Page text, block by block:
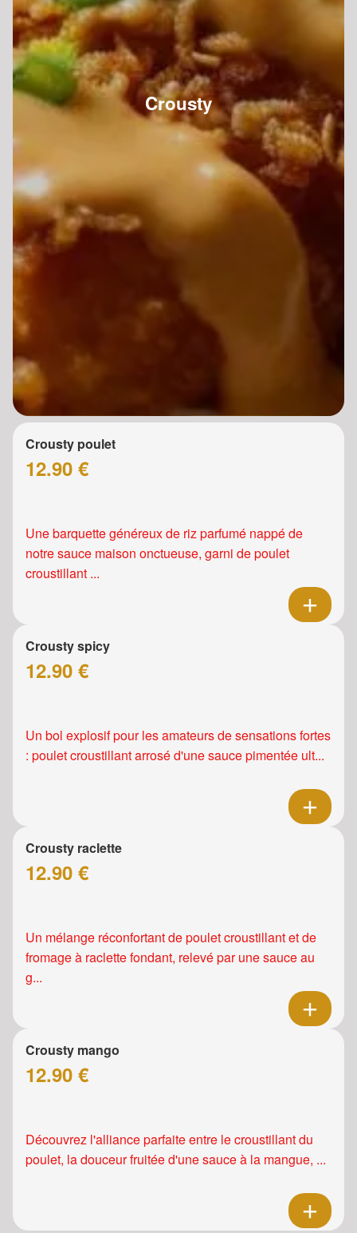
Crousty
Crousty poulet
12.90 €
Une barquette généreux de riz parfumé nappé de
notre sauce maison onctueuse, garni de poulet
croustillant ...
Crousty spicy
12.90 €
Un bol explosif pour les amateurs de sensations fortes
: poulet croustillant arrosé d'une sauce pimentée ult...
Crousty raclette
12.90 €
Un mélange réconfortant de poulet croustillant et de
fromage à raclette fondant, relevé par une sauce au
g...
Crousty mango
12.90 €
Découvrez l'alliance parfaite entre le croustillant du
poulet, la douceur fruitée d'une sauce à la mangue, ...